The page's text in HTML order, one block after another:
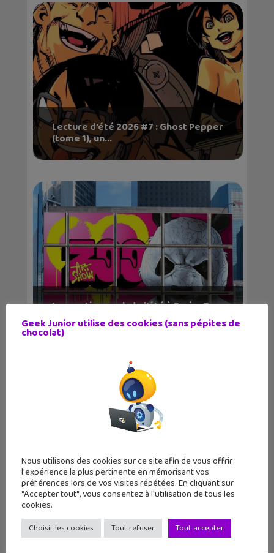
Lecture d’été 2026 #7 : Ghost Pepper
(tome 1), un...
Les sorties geek de l’été à Paris : One
Piece au m...
Lecture d’été 2026 #6 : Là où danse le
vent, un be...
Geek Junior utilise des cookies (sans pépites de
chocolat)
Nous utilisons des cookies sur ce site afin de vous offrir
l'expérience la plus pertinente en mémorisant vos
préférences lors de vos visites répétées. En cliquant sur
"Accepter tout", vous consentez à l'utilisation de tous les
cookies.
Choisir les cookies Tout refuser Tout accepter